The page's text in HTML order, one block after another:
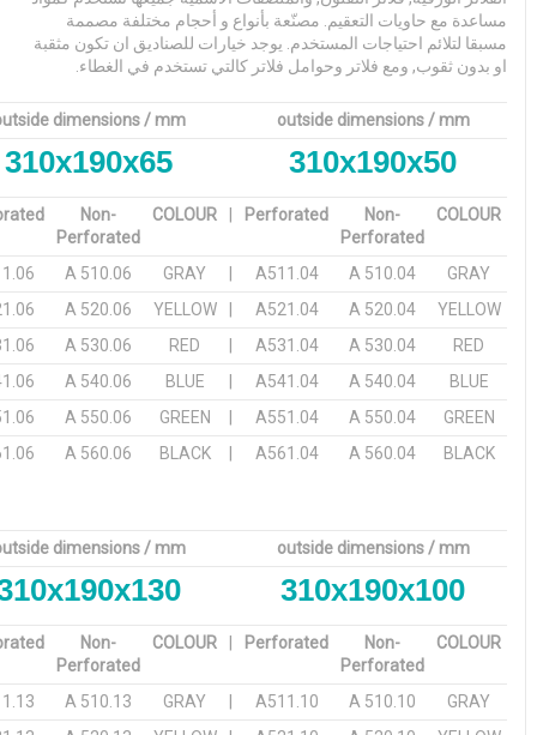
مساعدة مع حاويات التعقيم. مصنّعة بأنواع و أحجام مختلفة مصممة
مسبقا لتلائم احتياجات المستخدم. يوجد خيارات للصناديق ان تكون مثقبة
او بدون ثقوب, ومع فلاتر وحوامل فلاتر كالتي تستخدم في الغطاء.
outside dimensions / mm
dimensions / mm
310x190x50
310x190x65
COLOUR
Non-
Perforated
Perforated
COLOUR
Non-
Perforated
GRAY
A 510.04
A511.04
GRAY
A 510.06
YELLOW
A 520.04
A521.04
YELLOW
A 520.06
RED
A 530.04
A531.04
RED
A 530.06
BLUE
A 540.04
A541.04
BLUE
A 540.06
GREEN
A 550.04
A551.04
GREEN
A 550.06
BLACK
A 560.04
A561.04
BLACK
A 560.06
outside dimensions / mm
dimensions / mm
310x190x100
COLOUR
Non-
Perforated
Perforated
COLOUR
Non-
Perforated
GRAY
A 510.10
A511.10
GRAY
A 510.13